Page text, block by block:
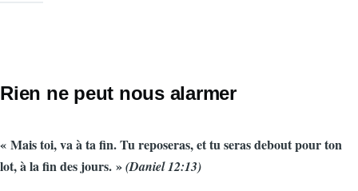
Rien ne peut nous alarmer
« Mais toi, va à ta fin. Tu reposeras, et tu seras debout pour ton
lot, à la fin des jours. »(Daniel 12:13)